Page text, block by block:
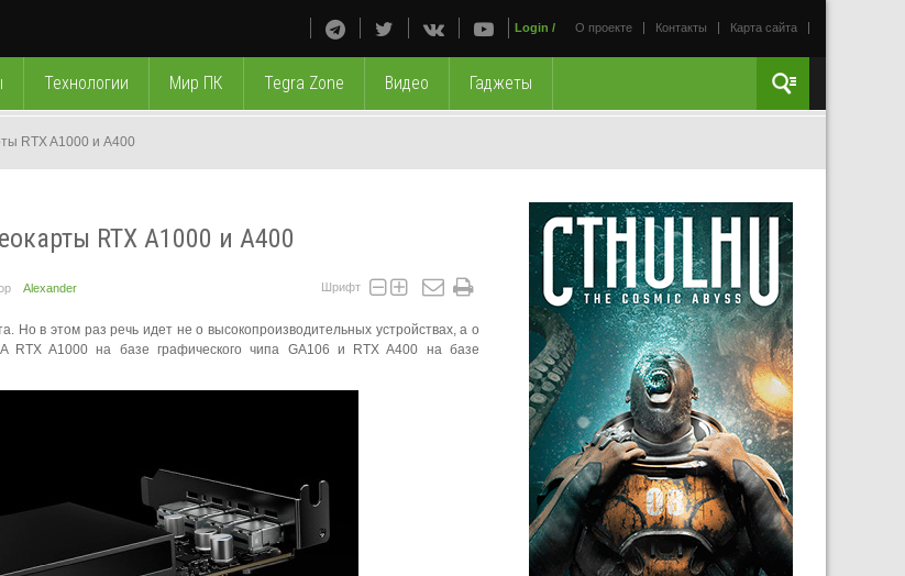
О проекте Контакты Карта сайта
Login /
Технологии Мир ПК Tegra Zone Видео Гаджеты
RTX A1000 и A400
RTX A1000 и A400
Alexander Шрифт
в этом раз речь идет не о высокопроизводительных устройствах, а о
RTX A1000 на базе графического чипа GA106 и RTX A400 на базе